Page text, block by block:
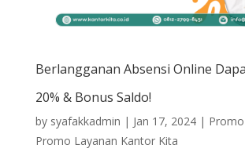
Berlangganan Absensi Online
20% & Bonus Saldo!
by syafakkadmin | Jan 17, 2024|
Promo Layanan Kantor Kita